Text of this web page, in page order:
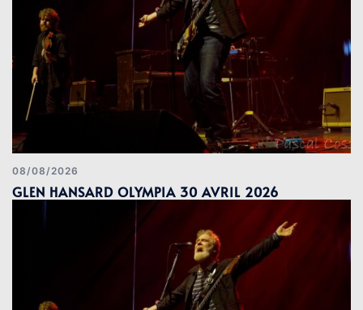
08/08/2026
GLEN HANSARD OLYMPIA 30 AVRIL 2026